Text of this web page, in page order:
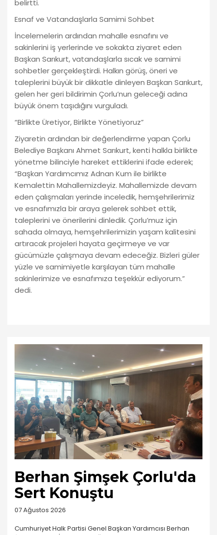
belirtti.
Esnaf ve Vatandaşlarla Samimi Sohbet
İncelemelerin ardından mahalle esnafını ve
sakinlerini iş yerlerinde ve sokakta ziyaret eden
Başkan Sarıkurt, vatandaşlarla sıcak ve samimi
sohbetler gerçekleştirdi. Halkın görüş, öneri ve
taleplerini büyük bir dikkatle dinleyen Başkan Sarıkurt,
gelen her geri bildirimin Çorlu’nun geleceği adına
büyük önem taşıdığını vurguladı.
“Birlikte Üretiyor, Birlikte Yönetiyoruz”
Ziyaretin ardından bir değerlendirme yapan Çorlu
Belediye Başkanı Ahmet Sarıkurt, kenti halkla birlikte
yönetme bilinciyle hareket ettiklerini ifade ederek;
“Başkan Yardımcımız Adnan Kum ile birlikte
Kemalettin Mahallemizdeyiz. Mahallemizde devam
eden çalışmaları yerinde inceledik, hemşehrilerimiz
ve esnafımızla bir araya gelerek sohbet ettik,
taleplerini ve önerilerini dinledik. Çorlu’muz için
sahada olmaya, hemşehrilerimizin yaşam kalitesini
artıracak projeleri hayata geçirmeye ve var
gücümüzle çalışmaya devam edeceğiz. Bizleri güler
yüzle ve samimiyetle karşılayan tüm mahalle
sakinlerimize ve esnafımıza teşekkür ediyorum.”
dedi.
Berhan Şimşek Çorlu'da
Sert Konuştu
07 Ağustos 2026
Cumhuriyet Halk Partisi Genel Başkan Yardımcısı Berhan